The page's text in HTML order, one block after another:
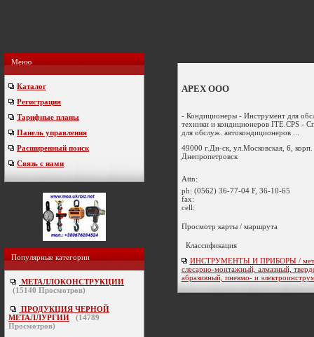
Меню
Каталог
Регистрация
Тарифные планы
Панель управления
Расширенный поиск
Связь с нами
Популярные категории
МЕТАЛЛОКОНСТРУКЦИИ
(15140 Просмотров)
ПРОДУКЦИЯ ЧЕРНОЙ
МЕТАЛЛУРГИИ
(14789
Просмотров)
APEX ООО
- Кондиционеры - Инструмент для
техники и кондиционеров ITE.CPS -
для обслуж. автокондиционеров ...
49000 г.Дн-ск, ул.Московская, 6, корп.
Днепропетровск
Attn:
ph: (0562) 36-77-04 F, 36-10-65
fax:
cell:
Просмотр карты / маршрута
Классификация
ИНСТРУМЕНТЫ И ПРИБОРЫ /
слесарно-монтажный, алмазный,
абразивный, пневмо- и